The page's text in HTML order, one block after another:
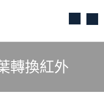
轉換紅外